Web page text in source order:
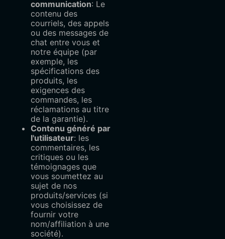
communication: Le
contenu des
courriels, des appels
ou des messages de
chat entre vous et
notre équipe (par
exemple, les
spécifications des
produits, les
exigences des
commandes, les
réclamations au titre
de la garantie).
Contenu généré par
l'utilisateur: les
commentaires, les
critiques ou les
témoignages que
vous soumettez au
sujet de nos
produits/services (si
vous choisissez de
fournir votre
nom/affiliation à une
société).